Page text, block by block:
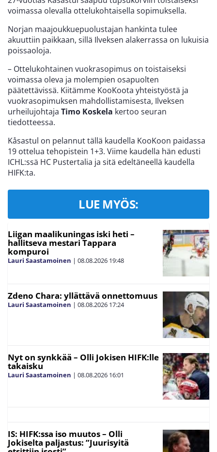
voimassa olevalla ottelukohtaisella sopimuksella.
Norjan maajoukkuepuolustajan hankinta tulee
akuuttiin paikkaan, sillä Ilveksen alakerrassa on lukuisia
poissaoloja.
– Ottelukohtainen vuokrasopimus on toistaiseksi
voimassa oleva ja molempien osapuolten
päätettävissä. Kiitämme KooKoota yhteistyöstä ja
vuokrasopimuksen mahdollistamisesta, Ilveksen
urheilujohtaja Timo Koskela kertoo seuran
tiedotteessa.
Kåsastul on pelannut tällä kaudella KooKoon paidassa
19 ottelua tehopistein 1+3. Viime kaudella hän edusti
ICHL:ssä HC Pustertalia ja sitä edeltäneellä kaudella
HIFK:ta.
LUE MYÖS:
Liigan maalikuningas iski heti –
hallitseva mestari Tappara
kompuroi
Lauri Saastamoinen | 08.08.2026 19:48
Zdeno Chara: yllättävä onnettomuus
Lauri Saastamoinen | 08.08.2026 17:24
Nyt on synkkää – Olli Jokisen HIFK:lle
takaisku
Lauri Saastamoinen | 08.08.2026 16:01
IS: HIFK:ssa iso muutos – Olli
Jokiselta paljastus: ”Juurisyitä